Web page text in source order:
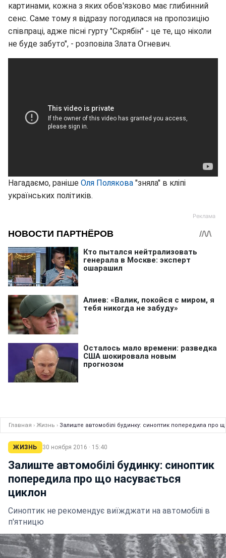
картинами, кожна з яких обов'язково має глибинний
сенс. Саме тому я відразу погодилася на пропозицію
співпраці, адже пісні гурту "Скрябін" - це те, що ніколи
не буде забуто", - розповіла Злата Огневич.
Нагадаємо, раніше Оля Полякова "зняла" в кліпі
українських політиків.
Главная › Жизнь › Залиште автомобілі будинку: синоптик попередила про
ЖИЗНЬ 30 ноября 2016 · 15:40
Залиште автомобілі будинку: синоптик
попередила про що насувається
циклон
Синоптик не рекомендує виїжджати на автомобілі в
п'ятницю